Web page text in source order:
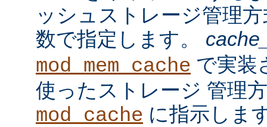
ッシュストレージ管理
数で指定します。
mod_mem_cache で実装
使ったストレージ 管理
mod_cache に指示しま